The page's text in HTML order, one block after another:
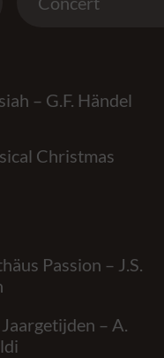
– G.F. Händel
Christmas
Passion – J.S.
– A.